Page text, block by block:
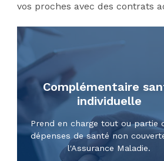
vos proches avec des contrats
Complémentaire
individuelle
Prend en charge tout ou partie
dépenses de santé non
l'Assurance Maladie.